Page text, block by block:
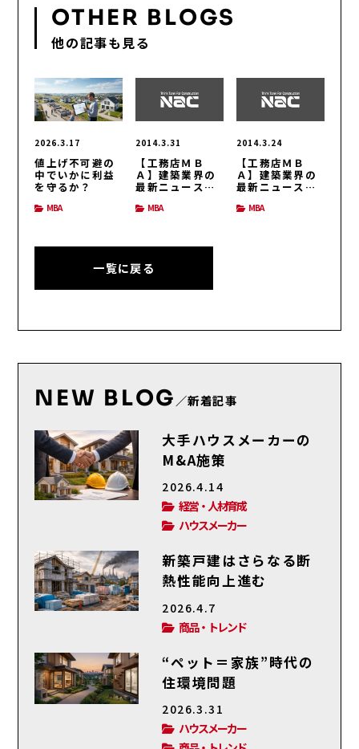
OTHER BLOGS
他の記事も見る
2026.3.17
値上げ不可避の
中でいかに利益
を守るか？
MBA
2014.3.31
【工務店ＭＢ
Ａ】建築業界の
最新ニュース
MBA
2014.3.24
【工務店ＭＢ
Ａ】建築業界の
最新ニュース
MBA
一覧に戻る
NEW BLOG ／新着記事
大手ハウスメーカーの
M&A施策
2026.4.14
経営・人材育成
ハウスメーカー
新築戸建はさらなる断
熱性能向上進む
2026.4.7
商品・トレンド
“ペット＝家族”時代の
住環境問題
2026.3.31
ハウスメーカー